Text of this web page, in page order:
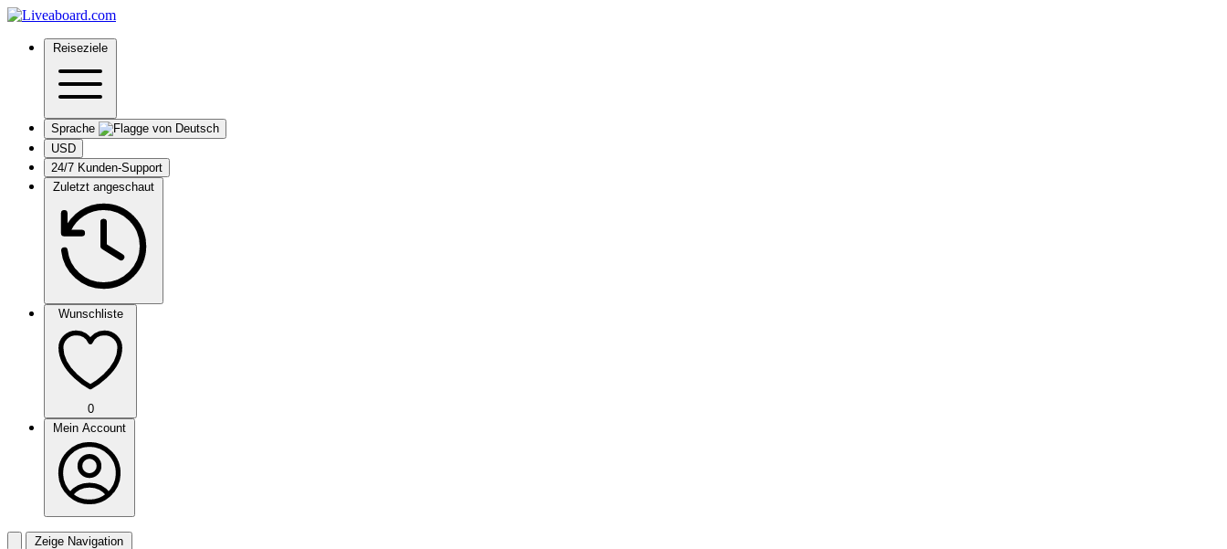
Reiseziele
Sprache
USD
24/7 Kunden-Support
Zuletzt angeschaut
Wunschliste
0
Mein Account
Zeige Navigation